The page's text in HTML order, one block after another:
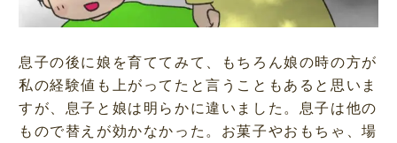
息子の後に娘を育ててみて、もちろん娘の時の方が
私の経験値も上がってたと言うこともあると思いま
すが、息子と娘は明らかに違いました。息子は他の
もので替えが効かなかった。お菓子やおもちゃ、場